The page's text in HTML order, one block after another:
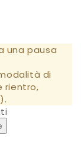
una pausa
di
rientro,